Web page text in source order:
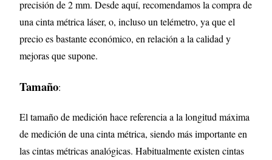
precisión de 2 mm. Desde aquí, recomendamos la compra de
una cinta métrica láser, o, incluso un telémetro, ya que el
precio es bastante económico, en relación a la calidad y
mejoras que supone.
Tamaño:
El tamaño de medición hace referencia a la longitud máxima
de medición de una cinta métrica, siendo más importante en
las cintas métricas analógicas. Habitualmente existen cintas